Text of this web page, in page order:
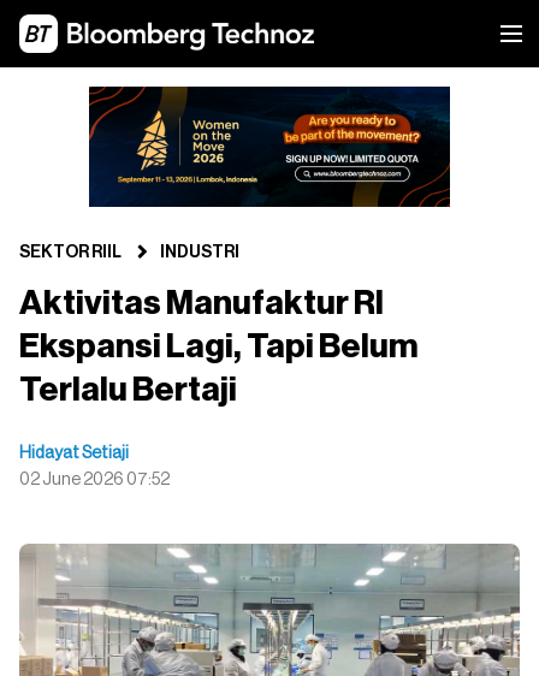
SEKTOR RIIL INDUSTRI
Aktivitas Manufaktur RI
Ekspansi Lagi, Tapi Belum
Terlalu Bertaji
Hidayat Setiaji
02 June 2026 07:52